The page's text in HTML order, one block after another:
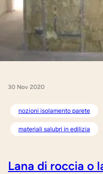
30 Nov 2020
nozioni isolamento parete
materiali salubri in edilizia
Lana di roccia o